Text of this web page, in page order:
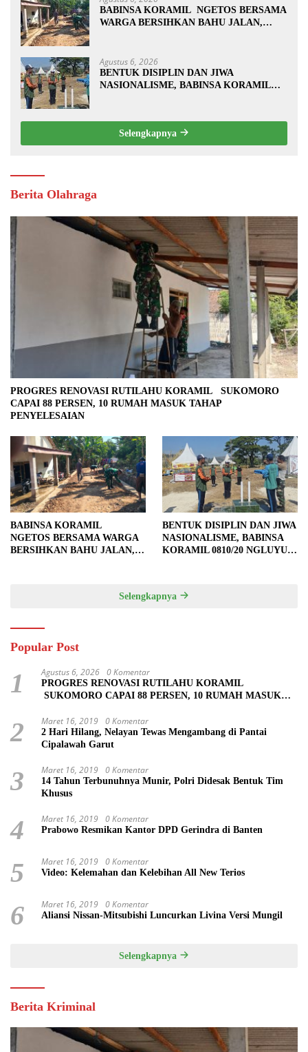
BABINSA KORAMIL NGETOS BERSAMA
WARGA BERSIHKAN BAHU JALAN,
Agustus 6, 2026
BENTUK DISIPLIN DAN JIWA
NASIONALISME, BABINSA KORAMIL
Selengkapnya
Berita Olahraga
PROGRES RENOVASI RUTILAHU KORAMIL SUKOMORO
CAPAI 88 PERSEN, 10 RUMAH MASUK TAHAP
PENYELESAIAN
BABINSA KORAMIL
NGETOS BERSAMA WARGA
BERSIHKAN BAHU JALAN,
BENTUK DISIPLIN DAN JIWA
NASIONALISME, BABINSA
KORAMIL 0810/20 NGLUYU
Selengkapnya
Popular Post
1 Agustus 6, 2026 0 Komentar
PROGRES RENOVASI RUTILAHU KORAMIL
SUKOMORO CAPAI 88 PERSEN, 10 RUMAH MASUK
2 Maret 16, 2019 0 Komentar
2 Hari Hilang, Nelayan Tewas Mengambang di Pantai
Cipalawah Garut
3 Maret 16, 2019 0 Komentar
14 Tahun Terbunuhnya Munir, Polri Didesak Bentuk Tim
Khusus
4 Maret 16, 2019 0 Komentar
Prabowo Resmikan Kantor DPD Gerindra di Banten
5 Maret 16, 2019 0 Komentar
Video: Kelemahan dan Kelebihan All New Terios
6 Maret 16, 2019 0 Komentar
Aliansi Nissan-Mitsubishi Luncurkan Livina Versi Mungil
Selengkapnya
Berita Kriminal